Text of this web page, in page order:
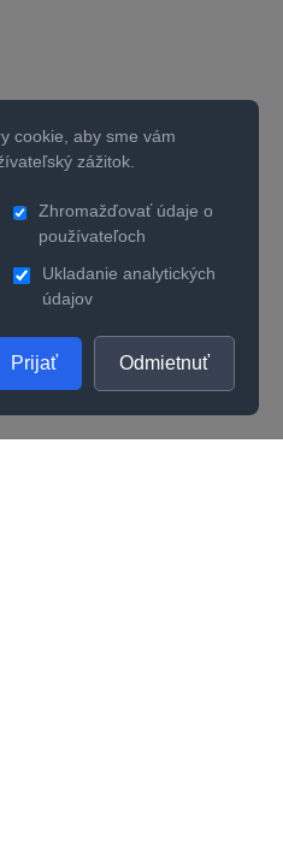
cookie, aby sme vám
zážitok.
Zhromažďovať údaje o
používateľoch
Ukladanie analytických
údajov
Prijať Odmietnuť